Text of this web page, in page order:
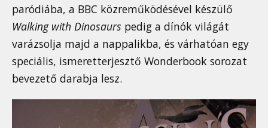
paródiába, a BBC közreműködésével készülő
Walking with Dinosaurs pedig a dínók világát
varázsolja majd a nappalikba, és várhatóan egy
speciális, ismeretterjesztő Wonderbook sorozat
bevezető darabja lesz.